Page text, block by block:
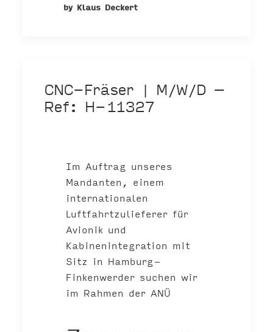
by Klaus Deckert
CNC-Fräser | M/W/D –
Ref: H-11327
Im Auftrag unseres
Mandanten, einem
internationalen
Luftfahrtzulieferer für
Avionik und
Kabinenintegration mit
Sitz in Hamburg-
Finkenwerder suchen wir
im Rahmen der ANÜ